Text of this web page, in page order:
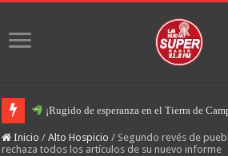
¡Rugido de esperanza en el Tierra de
Inicio / Alto Hospicio / Segundo revés de
rechaza todos los artículos de su nuevo informe